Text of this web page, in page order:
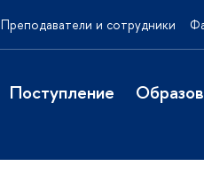
Преподаватели и сотрудники
Поступление